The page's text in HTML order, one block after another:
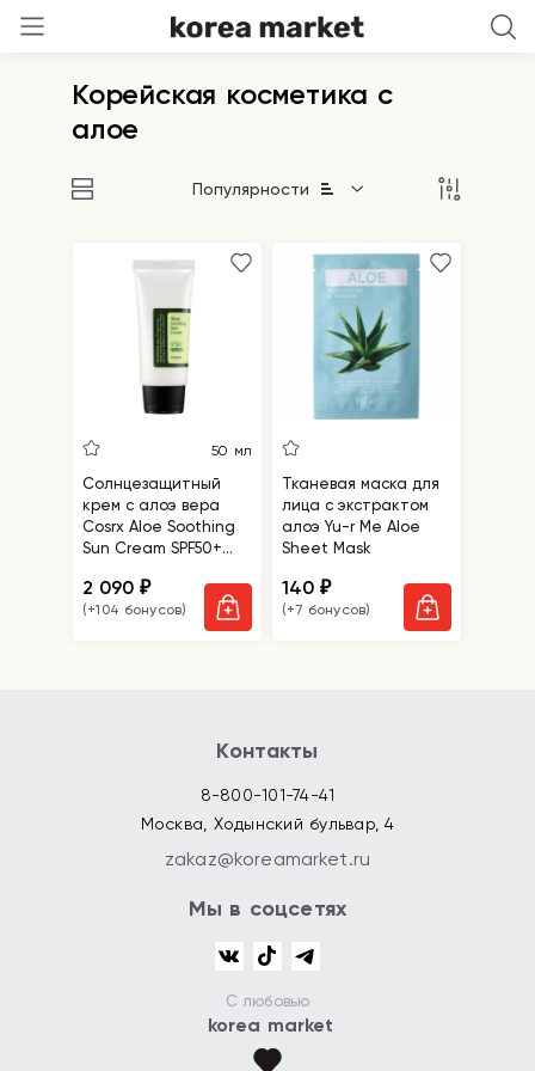
Корейская косметика с
алое
Популярности
50 мл
Солнцезащитный
крем с алоэ вера
Cosrx Aloe Soothing
Sun Cream SPF50+
2 090₽
(+104 бонусов)
Тканевая маска для
лица с экстрактом
алоэ Yu-r Me Aloe
Sheet Mask
140₽
(+7 бонусов)
Контакты
8-800-101-74-41
Москва, Ходынский бульвар, 4
zakaz@koreamarket.ru
Мы в соцсетях
С любовью
korea market